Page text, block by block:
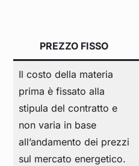
PREZZO FISSO
Il costo della materia
prima è fissato alla
stipula del contratto e
non varia in base
all’andamento dei prezzi
sul mercato energetico.